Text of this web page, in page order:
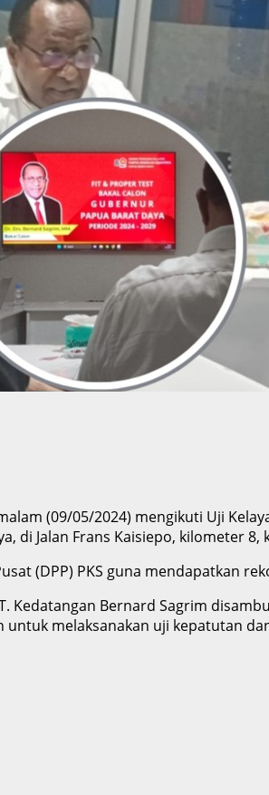
(09/05/2024) mengikuti Uji
di Jalan Frans Kaisiepo, kilometer
(DPP) PKS guna mendapatkan
Kedatangan Bernard Sagrim
melaksanakan uji kepatutan